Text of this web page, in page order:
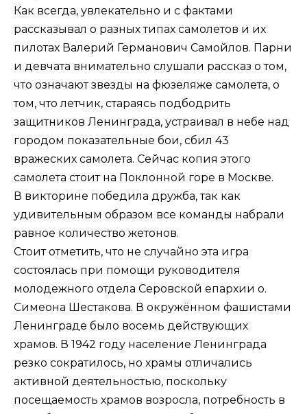
Как всегда, увлекательно и с фактами
рассказывал о разных типах самолетов и их
пилотах Валерий Германович Самойлов. Парни
и девчата внимательно слушали рассказ о том,
что означают звезды на фюзеляже самолета, о
том, что летчик, стараясь подбодрить
защитников Ленинграда, устраивал в небе над
городом показательные бои, сбил 43
вражеских самолета. Сейчас копия этого
самолета стоит на Поклонной горе в Москве.
В викторине победила дружба, так как
удивительным образом все команды набрали
равное количество жетонов.
Стоит отметить, что не случайно эта игра
состоялась при помощи руководителя
молодежного отдела Серовской епархии о.
Симеона Шестакова. В окружённом фашистами
Ленинграде было восемь действующих
храмов. В 1942 году население Ленинграда
резко сократилось, но храмы отличались
активной деятельностью, поскольку
посещаемость храмов возросла, потребность в